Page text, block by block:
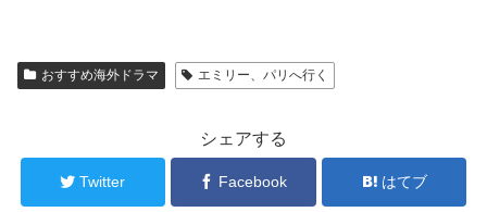
おすすめ海外ドラマ エミリー、パリへ行く
シェアする
Twitter Facebook はてブ